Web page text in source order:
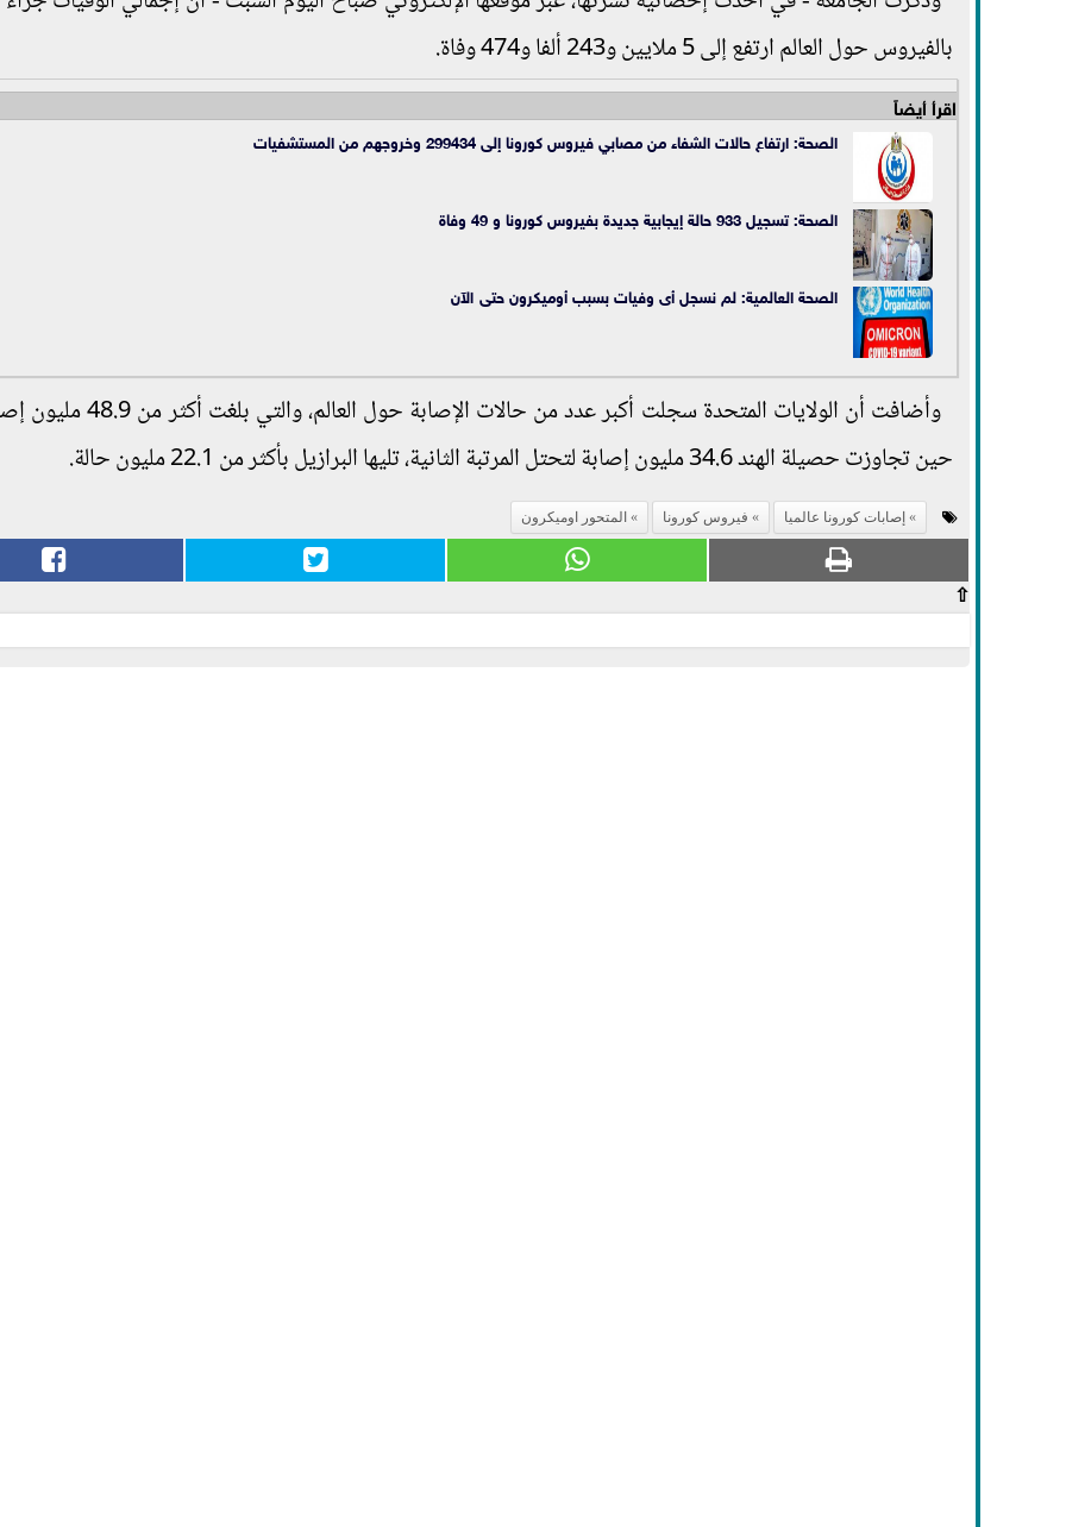
بالفيروس حول العالم ارتفع إلى 5 ملايين و243 ألفا و474 وفاة.
اقرأ أيضاً
الصحة: ارتفاع حالات الشفاء من مصابي فيروس كورونا إلى 299434 وخروجهم من المستشفيات
الصحة: تسجيل 933 حالة إيجابية جديدة بفيروس كورونا و 49 وفاة
الصحة العالمية: لم نسجل أى وفيات بسبب أوميكرون حتى الآن
وأضافت أن الولايات المتحدة سجلت أكبر عدد من حالات الإصابة
حين تجاوزت حصيلة الهند 34.6 مليون إصابة لتحتل المرتبة الثانية، تليها البرازيل بأكثر من 22.1 مليون حالة.
إصابات كورونا عالميا فيروس كورونا المتحور اوميكرون
⇧